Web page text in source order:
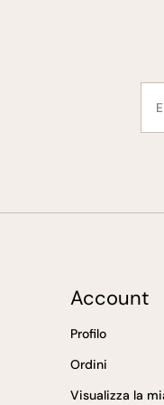
mail
Account
Profilo
Ordini
Visualizza la